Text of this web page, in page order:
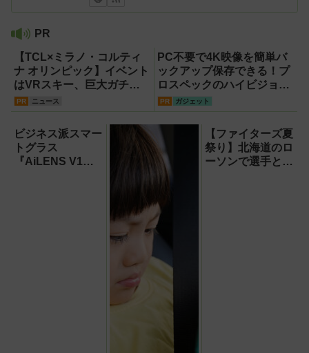
PR
【TCL×ミラノ・コルティ
ナ オリンピック】イベント
はVRスキー、巨大ガチャ
などのイマーシブ体験が目
PR ニュース
PC不要で4K映像を簡単バ
ックアップ保存できる！プ
ロスペックのハイビジョン
レコーダー『HVE705-
PR ガジェット
ビジネス派スマー
トグラス
『AiLENS V1』
【ファイターズ夏
祭り】北海道のロ
ーソンで選手とコ